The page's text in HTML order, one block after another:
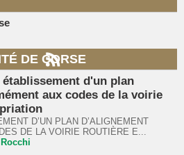
DE CORSE
établissement d'un plan
aux codes de la voirie
D’UN PLAN D’ALIGNEMENT
DE LA VOIRIE ROUTIÈRE E...